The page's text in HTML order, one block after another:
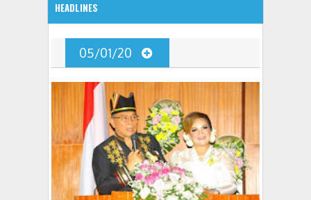
HEADLINES
08:03 AM
ADVETORIAL JONRU GANTIKAN MONO PIMPIN DPRD
05/01/20